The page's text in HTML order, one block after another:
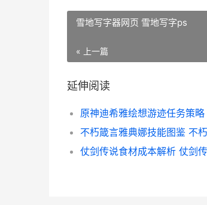
雪地写字器网页 雪地写字ps
« 上一篇
延伸阅读
原神迪希雅绘想游迹任务策
不朽箴言雅典娜技能图鉴 不
仗剑传说食材成本解析 仗剑